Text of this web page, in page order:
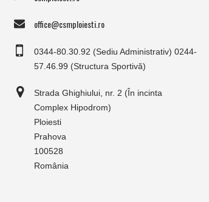
office@csmploiesti.ro
0344-80.30.92 (Sediu Administrativ) 0244-
57.46.99 (Structura Sportivă)
Strada Ghighiului, nr. 2 (În incinta
Complex Hipodrom)
Ploiesti
Prahova
100528
România